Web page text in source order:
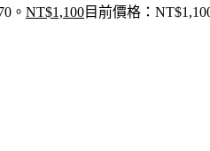
。 NT$1,100目前價格：